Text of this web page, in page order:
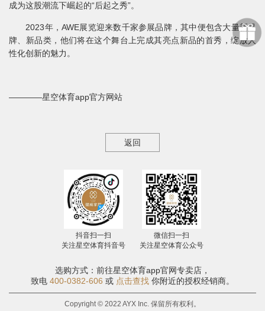
成为这股潮流下崛起的“后起之秀”。
2023年，AWE展览迎来数千家参展品牌，其中便包含大量新品
牌、新品类，他们将在这个舞台上完成其亮点新品的首秀，绽放人
性化创新的魅力。
————星空体育app官方网站
返回
抖音扫一扫
关注星空体育抖音号
微信扫一扫
关注星空体育公众号
选购方式：前往星空体育app官网专卖店，
致电 400-0382-606 或 点击查找 你附近的授权经销商。
Copyright © 2022 AYX Inc. 保留所有权利。